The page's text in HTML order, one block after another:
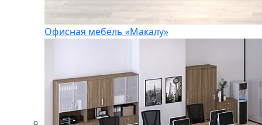
Офисная мебель «Макалу»